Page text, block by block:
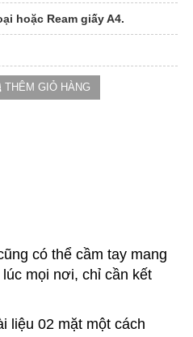
hoặc Ream giấy A4.
THÊM GIỎ HÀNG
có thể cầm tay mang
mọi nơi, chỉ cần kết
liệu 02 mặt một cách